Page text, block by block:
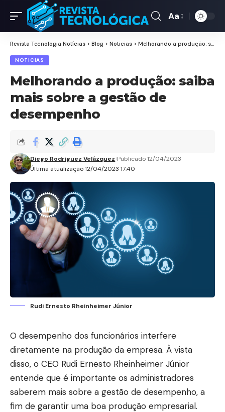
Aa
Revista Tecnologia Notícias > Blog > Noticias > Melhorando a produção: saiba mais sobre a gestão de desempenho
NOTICIAS
Melhorando a produção: saiba
mais sobre a gestão de
desempenho
Última atualização 12/04/2023 17:40
Diego Rodriguez Velázquez Publicado 12/04/2023
Rudi Ernesto Rheinheimer Júnior
O desempenho dos funcionários interfere
diretamente na produção da empresa. À vista
disso, o CEO Rudi Ernesto Rheinheimer Júnior
entende que é importante os administradores
saberem mais sobre a gestão de desempenho, a
fim de garantir uma boa produção empresarial.